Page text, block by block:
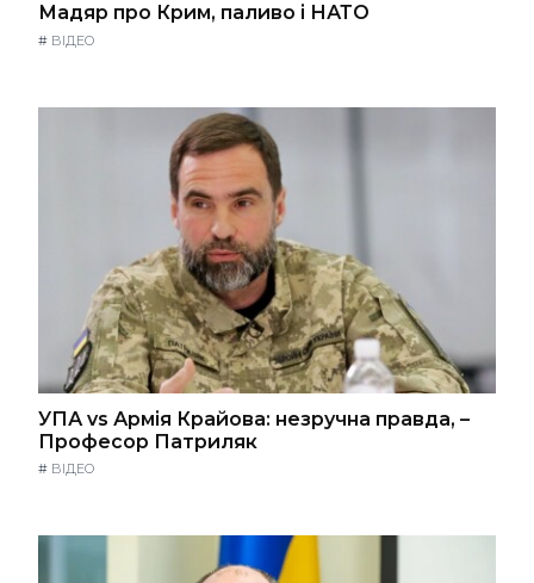
Мадяр про Крим, паливо і НАТО
# ВІДЕО
УПА vs Армія Крайова: незручна правда, –
Професор Патриляк
# ВІДЕО